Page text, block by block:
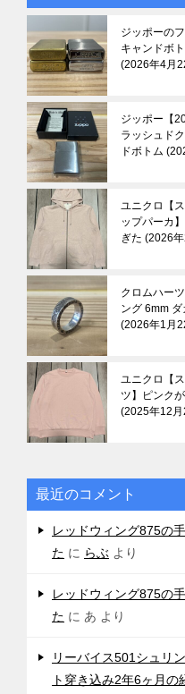
ジッポーの
キャンドボ
2026年4月
ジッポー【
ラッシュド
ドボトム
ユニクロ【
ップパーカ
ぎた 2026
クロムハー
ング 6mm ダ
2026年1月
ユニクロ【
ツ】ピンク
2025年12月
最近のコメント
レッドウィング875の
た に らぶ より
レッドウィング875の
た に あ より
リーバイス501シュリ
ト穿き込み2年6ヶ月の